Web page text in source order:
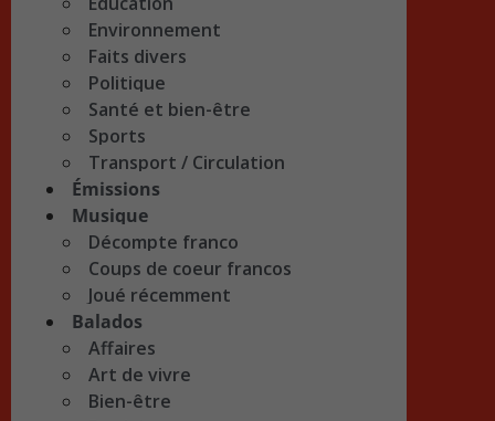
Environnement
Faits divers
Politique
Santé et bien-être
Sports
Transport / Circulation
Émissions
Musique
Décompte franco
Coups de coeur francos
Joué récemment
Balados
Affaires
Art de vivre
Bien-être